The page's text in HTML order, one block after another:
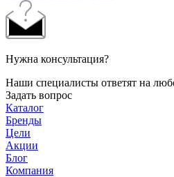
Нужна консультация?
Наши специалисты ответят на
Задать вопрос
Каталог
Бренды
Цели
Акции
Блог
Компания